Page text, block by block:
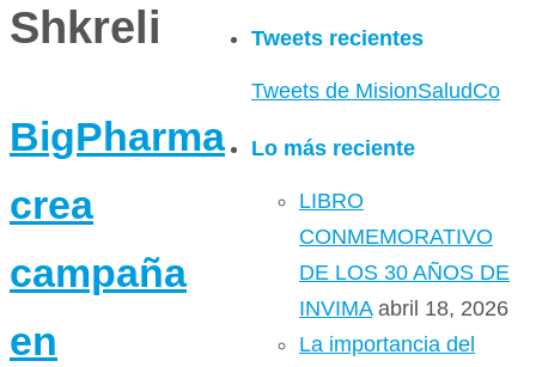
Shkreli
BigPharma
crea
campaña
en
Tweets recientes
Tweets de MisionSaludCo
Lo más reciente
LIBRO
CONMEMORATIVO
DE LOS 30 AÑOS DE
INVIMA abril 18, 2026
La importancia del